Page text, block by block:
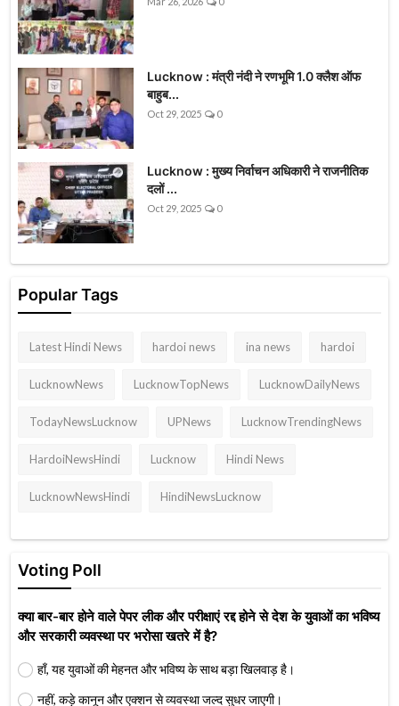
Lucknow : मंत्री नंदी ने रणभूमि 1.0 क्लैश ऑफ
बाहुब...
Oct 29, 2025 0
Lucknow : मुख्य निर्वाचन अधिकारी ने राजनीतिक
दलों ...
Oct 29, 2025 0
Popular Tags
Latest Hindi News hardoi news ina news hardoi
LucknowNews LucknowTopNews LucknowDailyNews
TodayNewsLucknow UPNews LucknowTrendingNews
HardoiNewsHindi Lucknow Hindi News
LucknowNewsHindi HindiNewsLucknow
Voting Poll
क्या बार-बार होने वाले पेपर लीक और परीक्षाएं रद्द होने से देश के युवाओं का भविष्य
और सरकारी व्यवस्था पर भरोसा खतरे में है?
हाँ, यह युवाओं की मेहनत और भविष्य के साथ बड़ा खिलवाड़ है।
नहीं, कड़े कानून और एक्शन से व्यवस्था जल्द सुधर जाएगी।